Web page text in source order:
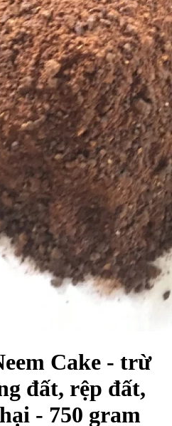
Cake - trừ
đất, rệp đất,
- 750 gram